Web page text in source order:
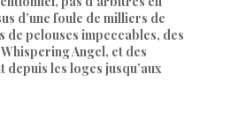
d’une foule de milliers de
de pelouses impeccables, des
Angel, et des
les loges jusqu’aux